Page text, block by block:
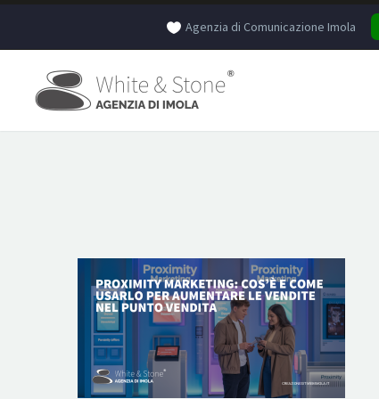
Agenzia di Comunicazione Imola